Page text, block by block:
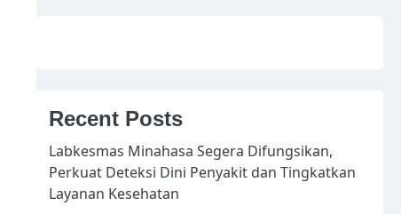
Recent Posts
Labkesmas Minahasa Segera Difungsikan,
Perkuat Deteksi Dini Penyakit dan Tingkatkan
Layanan Kesehatan